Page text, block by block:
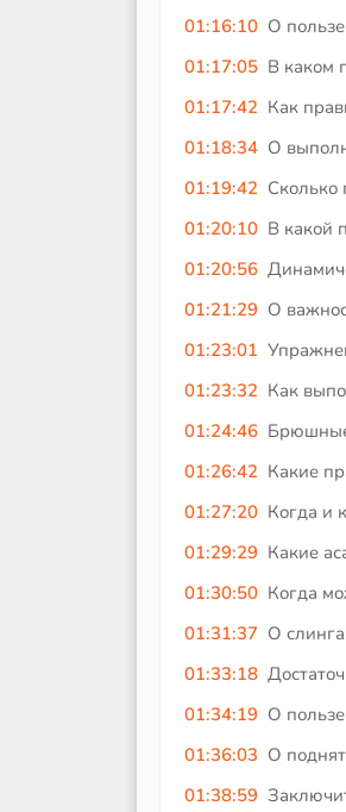
01:16:10 О
01:17:05 В каком
01:17:42 Как
01:18:34 О
01:19:42 Сколько
01:20:10 В какой
01:20:56
01:21:29 О
01:23:01
01:23:32 Как
01:24:46 Брюшные
01:26:42 Какие
01:27:20 Когда и
01:29:29 Какие
01:30:50 Когда
01:31:37 О
01:33:18
01:34:19 О
01:36:03 О
01:38:59